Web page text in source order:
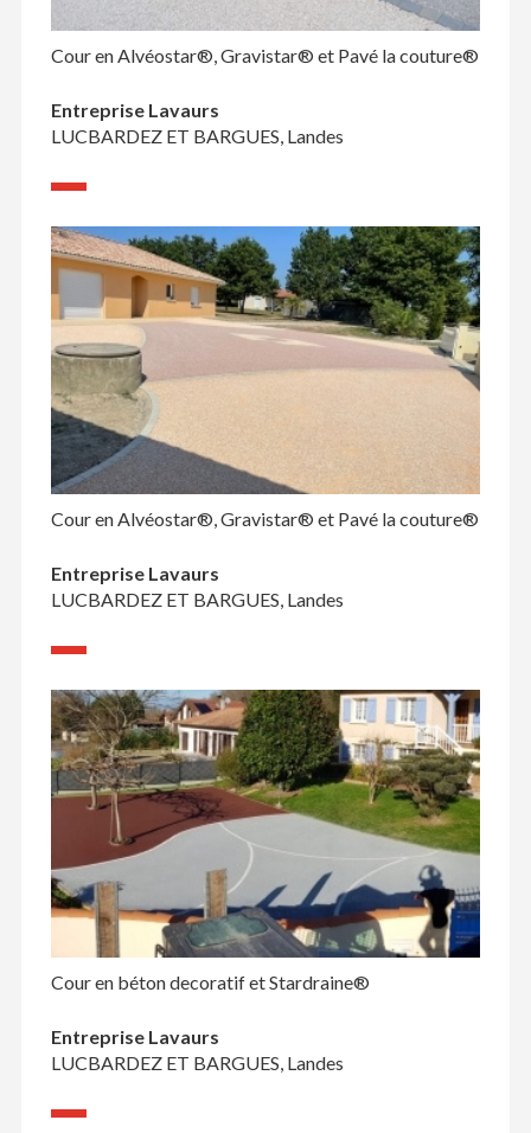
Cour en Alvéostar®, Gravistar® et Pavé la couture®
Entreprise Lavaurs
LUCBARDEZ ET BARGUES, Landes
Cour en Alvéostar®, Gravistar® et Pavé la couture®
Entreprise Lavaurs
LUCBARDEZ ET BARGUES, Landes
Cour en béton decoratif et Stardraine®
Entreprise Lavaurs
LUCBARDEZ ET BARGUES, Landes